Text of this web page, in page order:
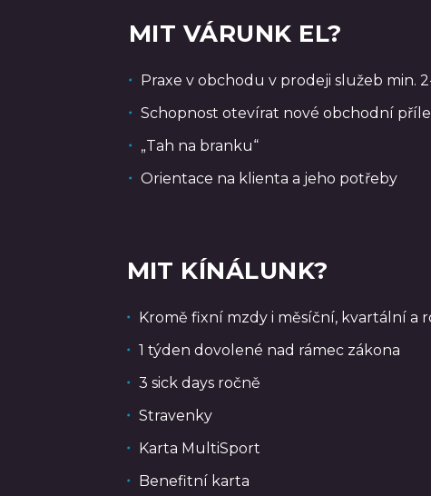
MIT VÁRUNK EL?
Praxe v obchodu v prodeji služeb min.
Schopnost otevírat nové obchodní
„Tah na branku“
Orientace na klienta a jeho potřeby
MIT KÍNÁLUNK?
Kromě fixní mzdy i měsíční, kvartální a
1 týden dovolené nad rámec zákona
3 sick days ročně
Stravenky
Karta MultiSport
Benefitní karta